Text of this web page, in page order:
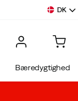
DK
Bæredygtighed